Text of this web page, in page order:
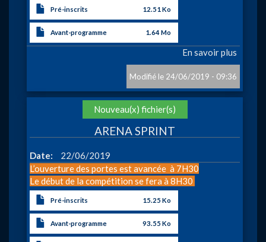
Pré-inscrits 12.51 Ko
Avant-programme 1.64 Mo
En savoir plus
24/06/2019 - 09:36
Action
Nouveau(x) fichier(s)
ARENA SPRINT
Date
22/06/2019
L’ouverture des portes est avancée à 7H30
Le début de la compétition se fera à 8H30
Pré-inscrits 15.25 Ko
Avant-programme 93.55 Ko